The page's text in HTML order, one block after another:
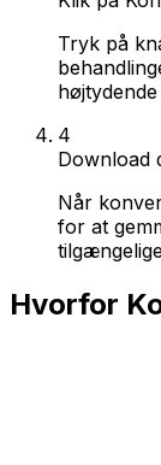
Tryk på
4
Download
Når
for at
Hvorfor